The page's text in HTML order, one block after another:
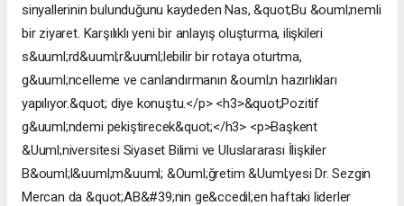
sinyallerinin bulunduğunu kaydeden Nas, &quot;Bu &ouml;nemli
bir ziyaret. Karşılıklı yeni bir anlayış oluşturma, ilişkileri
s&uuml;rd&uuml;r&uuml;lebilir bir rotaya oturtma,
g&uuml;ncelleme ve canlandırmanın &ouml;n hazırlıkları
yapılıyor.&quot; diye konuştu.</p> <h3>&quot;Pozitif
g&uuml;ndemi pekiştirecek&quot;</h3> <p>Başkent
&Uuml;niversitesi Siyaset Bilimi ve Uluslararası İlişkiler
B&ouml;l&uuml;m&uuml; &Ouml;ğretim &Uuml;yesi Dr. Sezgin
Mercan da &quot;AB&#39;nin ge&ccedil;en haftaki liderler